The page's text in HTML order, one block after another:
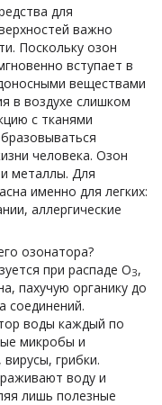
для
важно
Поскольку озон
вступает в
веществами
в воздухе слишком
с тканями
человека. Озон
металлы. Для
именно для легких:
аллергические
озонатора?
при распаде ОЗ,
пахучую органику до
соединений.
воды каждый по
микробы и
грибки.
воду и
лишь полезные